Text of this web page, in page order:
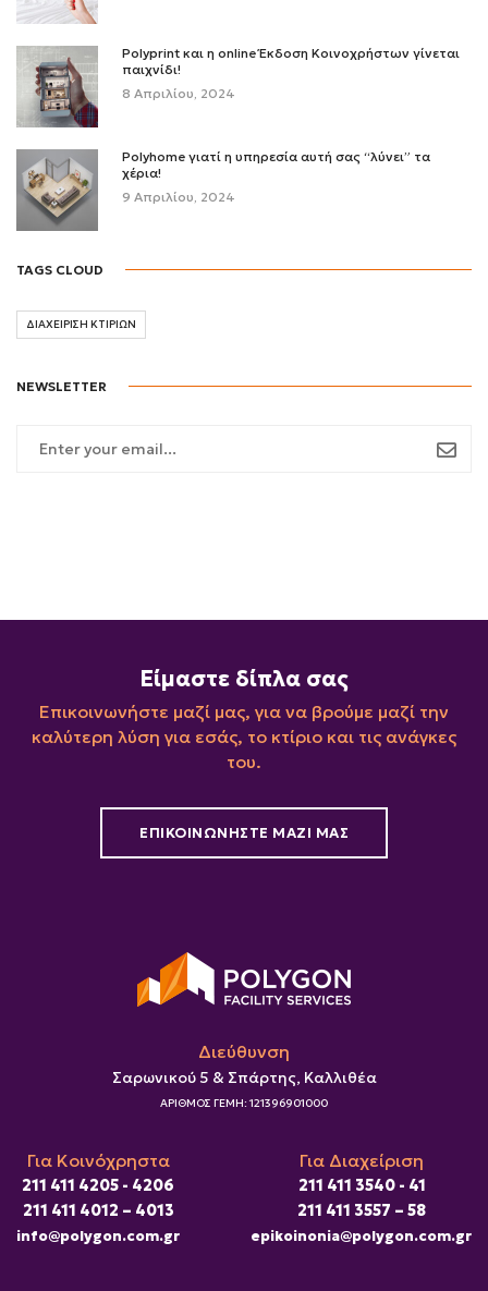
Polyprint και η online Έκδοση Κοινοχρήστων γίνεται
παιχνίδι!
8 Απριλίου, 2024
Polyhome γιατί η υπηρεσία αυτή σας “λύνει” τα
χέρια!
9 Απριλίου, 2024
TAGS CLOUD
ΔΙΑΧΕΙΡΙΣΗ ΚΤΙΡΙΩΝ
NEWSLETTER
Είμαστε δίπλα σας
Επικοινωνήστε μαζί μας, για να βρούμε μαζί την
καλύτερη λύση για εσάς, το κτίριο και τις ανάγκες
του.
ΕΠΙΚΟΙΝΩΝΗΣΤΕ ΜΑΖΙ ΜΑΣ
Διεύθυνση
Σαρωνικού 5 & Σπάρτης, Καλλιθέα
ΑΡΙΘΜΟΣ ΓΕΜΗ: 121396901000
Για Κοινόχρηστα
211 411 4205 - 4206
211 411 4012 – 4013
info@polygon.com.gr
Για Διαχείριση
211 411 3540 - 41
211 411 3557 – 58
epikoinonia@polygon.com.gr